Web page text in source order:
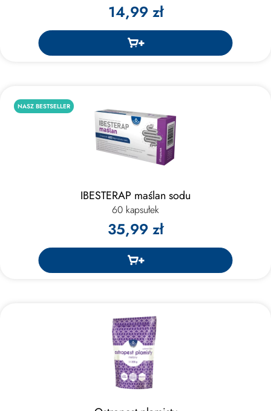
14,99 zł
NASZ BESTSELLER
IBESTERAP maślan sodu
60 kapsułek
35,99 zł